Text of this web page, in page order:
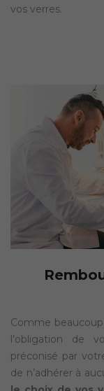
vos verres.
Comme
l’obligation de
préconisé par
de n’adhérer à